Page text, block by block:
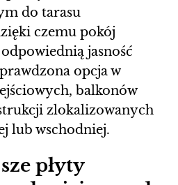
do tarasu
czemu pokój
jasność
opcja w
balkonów
zlokalizowanych
lub wschodniej.
płyty